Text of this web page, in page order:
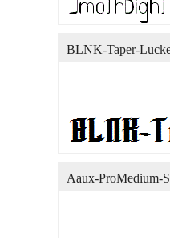
BLNK-Taper-
Aaux-ProMedium-